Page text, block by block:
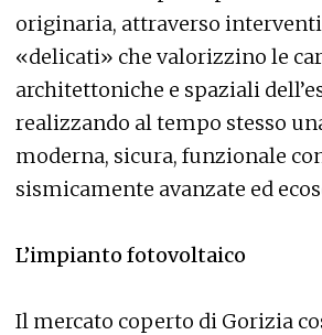
originaria, attraverso
«delicati» che valorizzino le
architettoniche e spaziali
realizzando al tempo stesso
moderna, sicura, funzionale
sismicamente avanzate ed
L’impianto fotovoltaico
Il mercato coperto di Gorizia